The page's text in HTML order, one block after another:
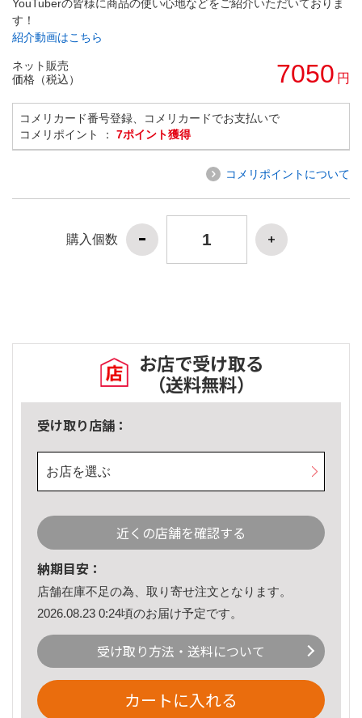
YouTuberの皆様に商品の使い心地などをご紹介いただいておりま
す！
紹介動画はこちら
ネット販売
価格（税込）
7050 円
コメリカード番号登録、コメリカードでお支払いで
コメリポイント ： 7ポイント獲得
コメリポイントについて
購入個数
お店で受け取る
（送料無料）
受け取り店舗：
お店を選ぶ
近くの店舗を確認する
納期目安：
店舗在庫不足の為、取り寄せ注文となります。
2026.08.23 0:24頃のお届け予定です。
受け取り方法・送料について
カートに入れる